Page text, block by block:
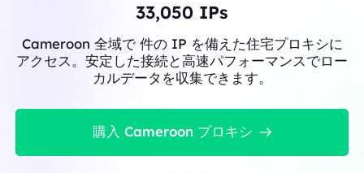
33,050 IPs
Cameroon 全域で 件の IP を備えた住宅プロキシに
アクセス。安定した接続と高速パフォーマンスでロー
カルデータを収集できます。
購入 Cameroon プロキシ